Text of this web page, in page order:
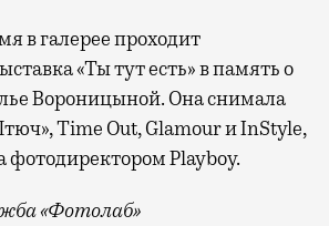
в галерее проходит
«Ты тут есть» в память о
Вороницыной. Она снимала
Time Out, Glamour и InStyle,
фотодиректором Playboy.
«Фотолаб»